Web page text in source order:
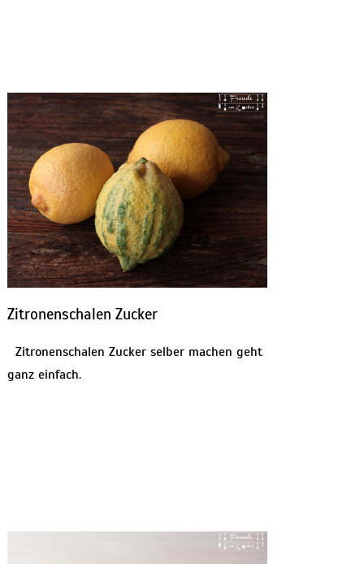
Zitronenschalen Zucker
Zitronenschalen Zucker selber machen geht
ganz einfach.